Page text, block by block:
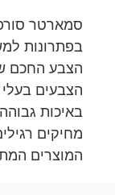
סמארטר
בפתרונות
הצבע החכם
הצבעים
באיכות
מחיקים
המוצרים